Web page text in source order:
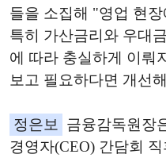
들을 소집해 "영업 현장
특히 가산금리와 우대
에 따라 충실하게 이뤄
보고 필요하다면 개선
정은보 금융감독원장
경영자(CEO) 간담회 직